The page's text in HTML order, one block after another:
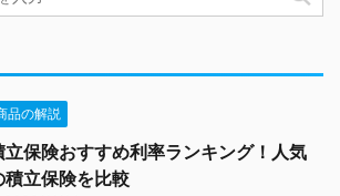
品の解説
立保険おすすめ利率ランキング！人気
積立保険を比較